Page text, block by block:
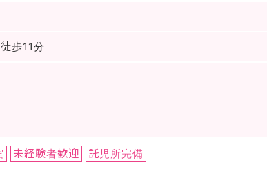
歩11分
未経験者歓迎 託児所完備